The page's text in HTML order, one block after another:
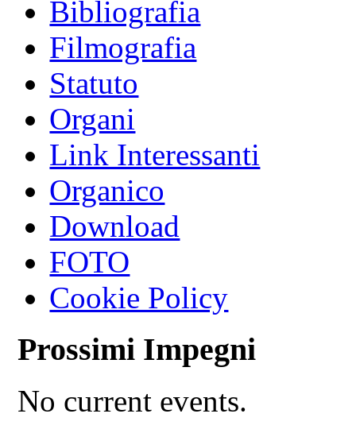
Bibliografia
Filmografia
Statuto
Organi
Link Interessanti
Organico
Download
FOTO
Cookie Policy
Prossimi Impegni
No current events.